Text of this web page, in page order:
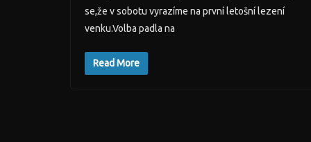
se,že v sobotu vyrazíme na první letošní lezení
venku.Volba padla na
Read More